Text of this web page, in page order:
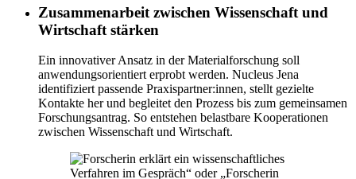
Zusammenarbeit zwischen Wissenschaft und
Wirtschaft stärken
Ein innovativer Ansatz in der Materialforschung soll
anwendungsorientiert erprobt werden. Nucleus Jena
identifiziert passende Praxispartner:innen, stellt gezielte
Kontakte her und begleitet den Prozess bis zum gemeinsamen
Forschungsantrag. So entstehen belastbare Kooperationen
zwischen Wissenschaft und Wirtschaft.